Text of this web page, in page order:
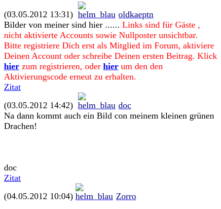
(03.05.2012 13:31)
oldkaeptn
Bilder von meiner sind hier ...... Links sind für Gäste ,
nicht aktivierte Accounts sowie Nullposter unsichtbar.
Bitte registriere Dich erst als Mitglied im Forum, aktiviere
Deinen Account oder schreibe Deinen ersten Beitrag. Klick
hier zum registrieren, oder hier um den den
Aktivierungscode erneut zu erhalten.
Zitat
(03.05.2012 14:42)
doc
Na dann kommt auch ein Bild con meinem kleinen grünen
Drachen!
doc
Zitat
(04.05.2012 10:04)
Zorro